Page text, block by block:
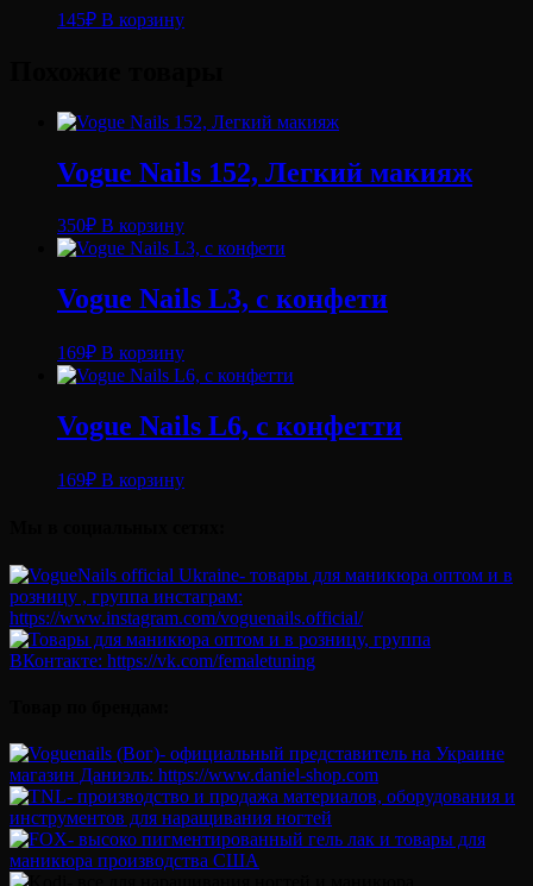
145₽ В корзину
Vogue Nails 152, Легкий макияж
350₽ В корзину
Vogue Nails L3, с конфети
169₽ В корзину
Vogue Nails L6, с конфетти
169₽ В корзину